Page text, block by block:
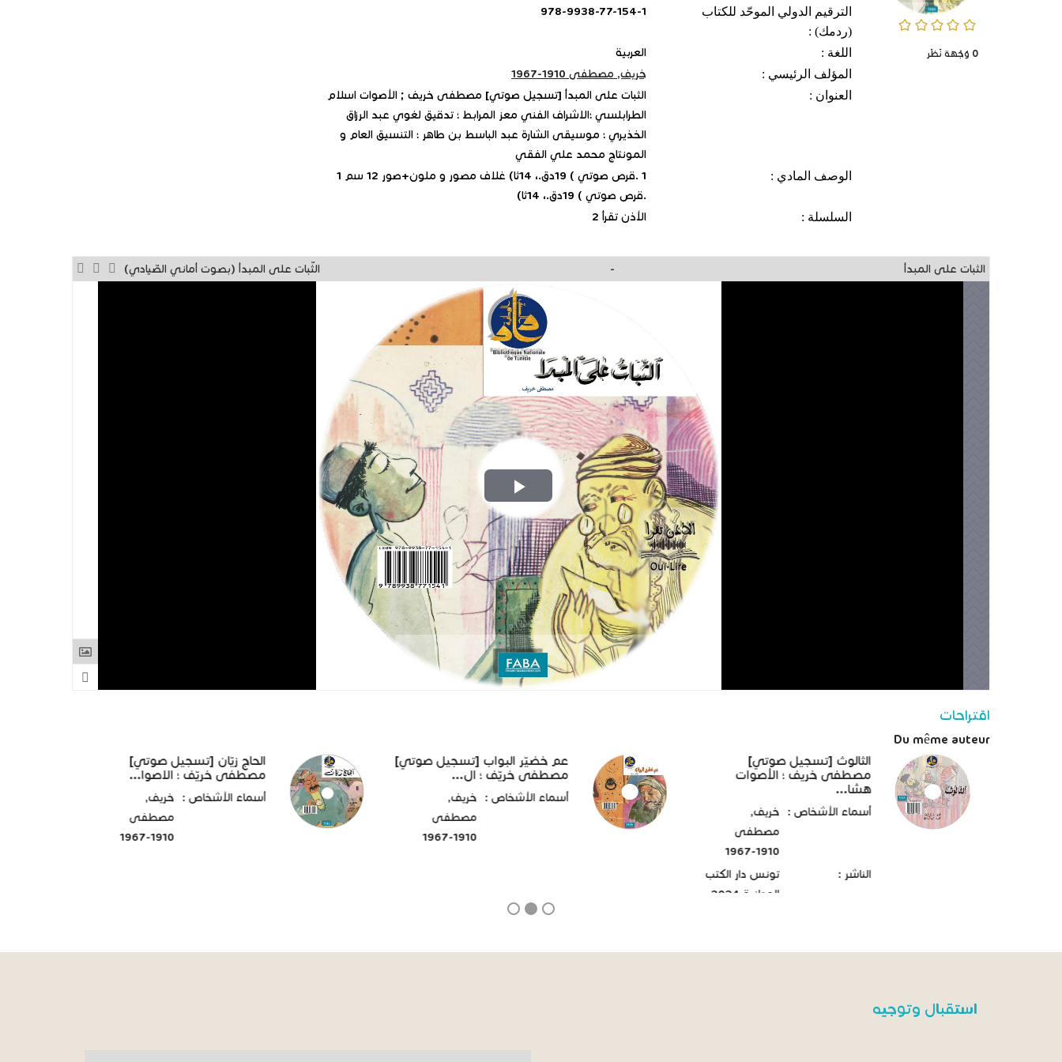
0/5
0 وُجْهَة نَظَر
الترقيم الدولي الموحّد للكتاب
(ردمك) :
978-9938-77-154-1
اللغة :
العربية
المؤلف الرئيسي :
خريف, مصطفى 1910-1967
العنوان :
الثبات على المبدأ [تسجيل صوتي] مصطفى خريف ; الأصوات اسلام
الطرابلسي ؛الاشراف الفني معز المرابط ؛ تدقيق لغوي عبد الرزاق
الخذيري ؛ موسيقى الشارة عبد الباسط بن طاهر ؛ التنسيق العام و
المونتاج محمد علي الفقي
الوصف المادي :
1 .قرص صوتي ) 19دق.، 14ثا) غلاف مصور و ملون+صور 12 سم 1
.قرص صوتي ) 19دق.، 14ثا)
السلسلة :
الأذن تقرأ 2
الثبات على المبدأ - الثّبات على المبدأ (بصوت أماني الصّيادي)
Play
Video
اقتراحات
Du même auteur
عم خضيّر البواب [تسجيل صوتي]
مصطفى خريّف ؛ ال...
أسماء الأشخاص :
خريف,
مصطفى
1910-1967
الثالوث [تسجيل صوتي]
مصطفى خريف ؛ الأصوات
هشا...
أسماء الأشخاص :
خريف,
مصطفى
1910-1967
الناشر :
تونس دار الكتب
الوطنية 2024
الحاج زيّان [تسجيل صوتي]
مصطفى خريّف ؛ الاصوا...
أسماء الأشخاص :
خريف,
مصطفى
1910-1967
استقبال وتوجيه